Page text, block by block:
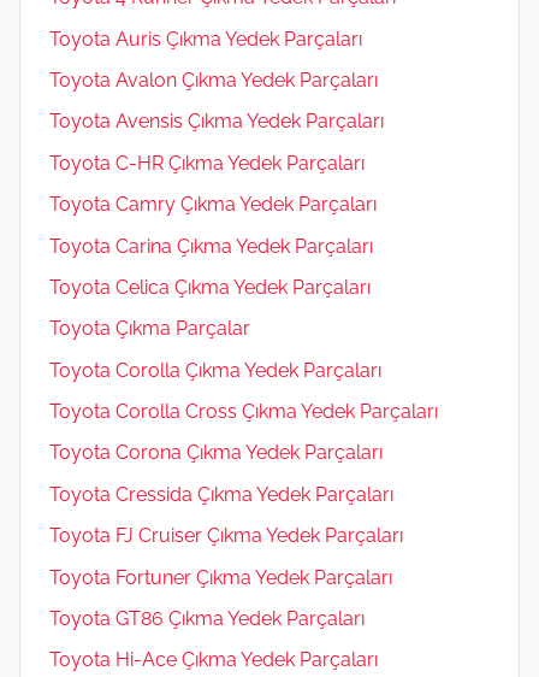
Toyota Auris Çıkma Yedek Parçaları
Toyota Avalon Çıkma Yedek Parçaları
Toyota Avensis Çıkma Yedek Parçaları
Toyota C-HR Çıkma Yedek Parçaları
Toyota Camry Çıkma Yedek Parçaları
Toyota Carina Çıkma Yedek Parçaları
Toyota Celica Çıkma Yedek Parçaları
Toyota Çıkma Parçalar
Toyota Corolla Çıkma Yedek Parçaları
Toyota Corolla Cross Çıkma Yedek Parçaları
Toyota Corona Çıkma Yedek Parçaları
Toyota Cressida Çıkma Yedek Parçaları
Toyota FJ Cruiser Çıkma Yedek Parçaları
Toyota Fortuner Çıkma Yedek Parçaları
Toyota GT86 Çıkma Yedek Parçaları
Toyota Hi-Ace Çıkma Yedek Parçaları